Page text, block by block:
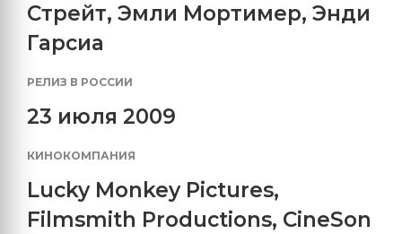
Стрейт, Эмли Мортимер, Энди
Гарсиа
РЕЛИЗ В РОССИИ
23 июля 2009
КИНОКОМПАНИЯ
Lucky Monkey Pictures,
Filmsmith Productions, CineSon